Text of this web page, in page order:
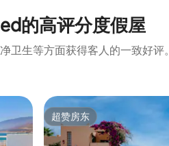
的高评分度假屋
卫生等方面获得客人的一致好评。
超赞房东
超赞房东